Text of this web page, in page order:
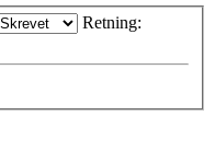
Retning: